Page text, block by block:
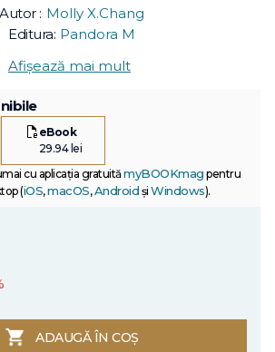
Autor : Molly X.Chang
Editura: Pandora M
Afișează mai mult
eBook
29.94 lei
cu aplicația gratuitămyBOOKmag pentru
(iOS,macOS,Android și Windows).
ADAUGĂ ÎN COȘ